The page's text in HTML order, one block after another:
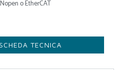
o EtherCAT
TECNICA